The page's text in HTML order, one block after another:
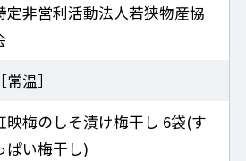
定非営利活動法人若狭物産協
［常温］
映梅のしそ漬け梅干し 6袋(す
ぱい梅干し)